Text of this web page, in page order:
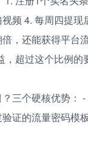
频 4. 每周四提
，还能获得平台
超过这个比例的
三个硬核优势：
证的流量密码模